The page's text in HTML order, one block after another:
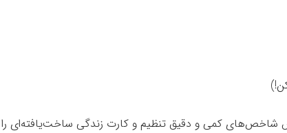
کمی و دقیق تنظیم و کارت زندگی ساخت‌یافته‌ای را